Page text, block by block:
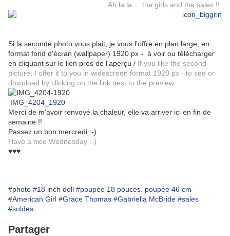
..................... Ah la la ... the girls and the sales !!
Si la seconde photo vous plait, je vous l'offre en plan large, en
format fond d'écran (wallpaper) 1920 px - à voir ou télécharger
en cliquant sur le lien près de l'aperçu / If you like the second
picture, I offer it to you in widescreen format 1920 px - to see or
download by clicking on the link next to the preview:
IMG_4204_1920
Merci de m'avoir renvoyé la chaleur, elle va arriver ici en fin de
semaine !!
Passez un bon mercredi :-)
Have a nice Wednesday :-)
♥♥♥
#photo #18 inch doll #poupée 18 pouces. poupée 46 cm
#American Girl #Grace Thomas #Gabriella McBride #sales
#soldes
Partager